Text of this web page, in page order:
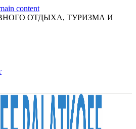
content
ОТДЫХА, ТУРИЗМА И